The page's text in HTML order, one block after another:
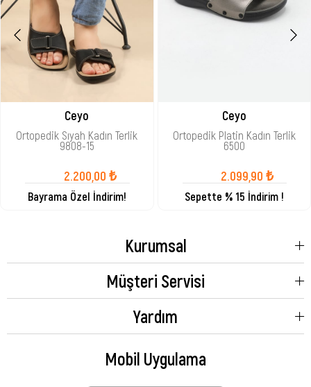
Ceyo
Ortopedik Sıyah Kadın Terlik
9808-15
2.200,00 ₺
Bayrama Özel İndirim!
Ceyo
Ortopedik Platin Kadın Terlik
6500
2.099,90 ₺
Sepette % 15 İndirim !
Kurumsal
Müşteri Servisi
Yardım
Mobil Uygulama